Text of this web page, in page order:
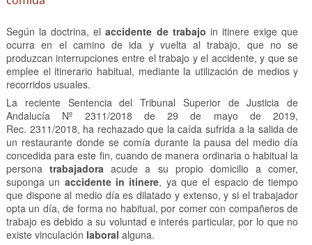
Según la doctrina, elaccidente de trabajo in itinere exige que
ocurra en el camino de ida y vuelta al trabajo, que no se
produzcan interrupciones entre el trabajo y el accidente, y que se
emplee el itinerario habitual, mediante la utilización de medios y
recorridos usuales.
La reciente Sentencia del Tribunal Superior de Justicia de
Andalucía Nº 2311/2018 de 29 de mayo de 2019,
Rec. 2311/2018, ha rechazado que la caída sufrida a la salida de
un restaurante donde se comía durante la pausa del medio día
concedida para este fin, cuando de manera ordinaria o habitual la
personatrabajadora acude a su propio domicilio a comer,
suponga un accidente in itinere, ya que el espacio de tiempo
que dispone al medio día es dilatado y extenso, y si el trabajador
opta un día, de forma no habitual, por comer con compañeros de
trabajo es debido a su voluntad e interés particular, por lo que no
existe vinculación laboral alguna.